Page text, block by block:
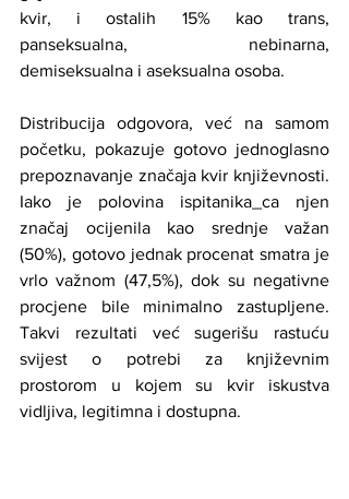
kvir, i ostalih 15% kao trans,
panseksualna, nebinarna,
demiseksualna i aseksualna osoba.
Distribucija odgovora, već na samom
početku, pokazuje gotovo jednoglasno
prepoznavanje značaja kvir književnosti.
Iako je polovina ispitanika_ca njen
značaj ocijenila kao srednje važan
(50%), gotovo jednak procenat smatra je
vrlo važnom (47,5%), dok su negativne
procjene bile minimalno zastupljene.
Takvi rezultati već sugerišu rastuću
svijest o potrebi za književnim
prostorom u kojem su kvir iskustva
vidljiva, legitimna i dostupna.